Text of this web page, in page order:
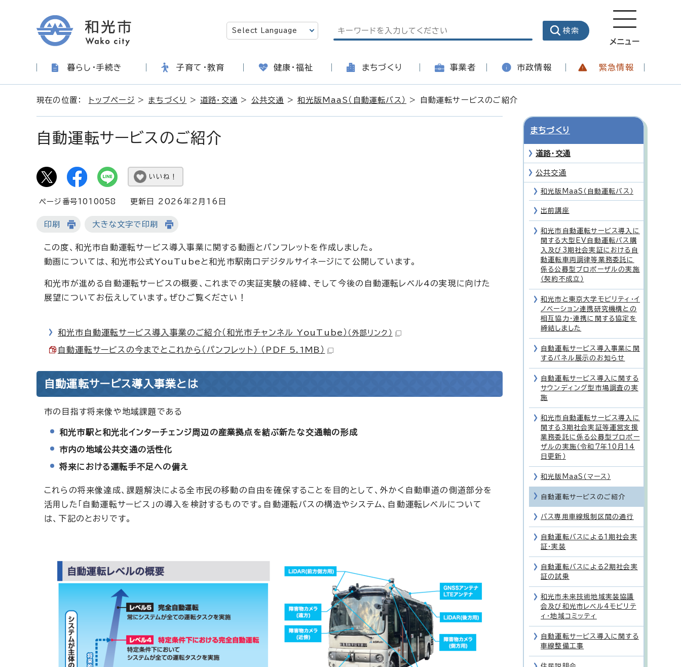
メニュー
暮らし・手続き 子育て・教育 健康・福祉 まちづくり 事業者 市政情報 緊急情報
現在の位置： トップページ > まちづくり >道路・交通 > 公共交通 >和光版MaaS（自動運転バス） > 自動運転サービスのご紹介
自動運転サービスのご紹介
いいね！
ページ番号1010058 更新日 2026年2月16日
印刷 大きな文字で印刷
この度、和光市自動運転サービス導入事業に関する動画とパンフレットを作成しました。
動画については、和光市公式YouTubeと和光市駅南口デジタルサイネージにて公開しています。
和光市が進める自動運転サービスの概要、これまでの実証実験の経緯、そして今後の自動運転レベル4の実現に向けた
展望についてお伝えしています。ぜひご覧ください！
和光市自動運転サービス導入事業のご紹介（和光市チャンネル YouTube） （外部リンク）
自動運転サービスの今までとこれから（パンフレット） （PDF 5.1MB）
自動運転サービス導入事業とは
市の目指す将来像や地域課題である
和光市駅と和光北インターチェンジ周辺の産業拠点を結ぶ新たな交通軸の形成
市内の地域公共交通の活性化
将来における運転手不足への備え
これらの将来像達成、課題解決による全市民の移動の自由を確保することを目的として、外かく自動車道の側道部分を
活用した「自動運転サービス」の導入を検討するものです。自動運転バスの構造やシステム、自動運転レベルについて
は、下記のとおりです。
まちづくり
道路・交通
公共交通
和光版MaaS（自動運転バス）
出前講座
和光市自動運転サービス導入に
関する大型EV自動運転バス購
入及び3期社会実証における自
動運転車両調律等業務委託に
係る公募型プロポーザルの実施
（契約不成立）
和光市と東京大学モビリティ・イ
ノベーション連携研究機構との
相互協力・連携に関する協定を
締結しました
自動運転サービス導入事業に関
するパネル展示のお知らせ
自動運転サービス導入に関する
サウンディング型市場調査の実
施
和光市自動運転サービス導入に
関する3期社会実証等運営支援
業務委託に係る公募型プロポー
ザルの実施（令和7年10月14
日更新）
和光版MaaS（マース）
自動運転サービスのご紹介
バス専用車線規制区間の通行
自動運転バスによる1期社会実
証・実装
自動運転バスによる2期社会実
証の試乗
和光市未来技術地域実装協議
会及び和光市レベル4モビリテ
ィ・地域コミッティ
自動運転サービス導入に関する
車線整備工事